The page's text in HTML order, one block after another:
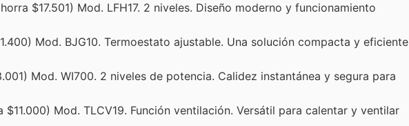
$17.501) Mod. LFH17. 2 niveles. Diseño moderno y funcionamiento
Mod. BJG10. Termoestato ajustable. Una solución compacta y eficiente
Mod. WI700. 2 niveles de potencia. Calidez instantánea y segura para
$11.000) Mod. TLCV19. Función ventilación. Versátil para calentar y ventilar